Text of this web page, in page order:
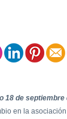
18 de septiembre
en la